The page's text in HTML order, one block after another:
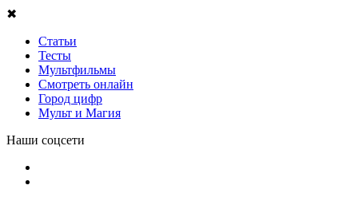
✖
Статьи
Тесты
Мультфильмы
Смотреть онлайн
Город цифр
Мульт и Магия
Наши соцсети